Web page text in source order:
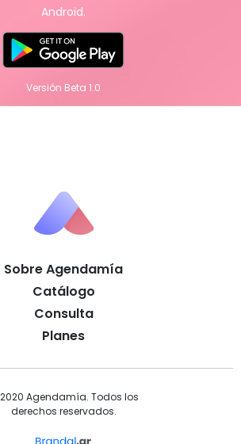
Android.
Versión Beta 1.0
Sobre Agendamía
Catálogo
Consulta
Planes
Agendamía. Todos los
derechos reservados.